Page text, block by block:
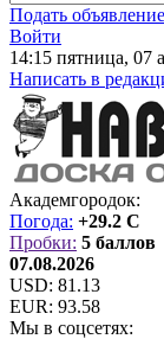
Подать объявление
Войти
14:15 пятница, 07
Написать в
Академгородок:
Погода: +29.2 C
Пробки: 5 баллов
07.08.2026
USD: 81.13
EUR: 93.58
Мы в соцсетях: